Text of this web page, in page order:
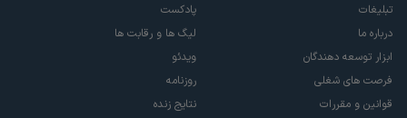
تبلیغات
درباره ما
ابزار توسعه دهندگان
فرصت های شغلی
قوانین و مقررات
پادکست
لیگ ها و رقابت ها
ویدئو
روزنامه
نتایج زنده